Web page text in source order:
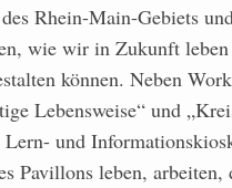
Rhein-Main-Gebiets
wie wir in Zukunft
können. Neben
Lebensweise“ und
und
Pavillons leben,